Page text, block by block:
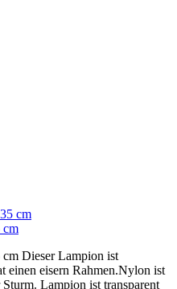
cm
Dieser Lampion ist
einen eisern Rahmen.Nylon ist
Lampion ist transparent